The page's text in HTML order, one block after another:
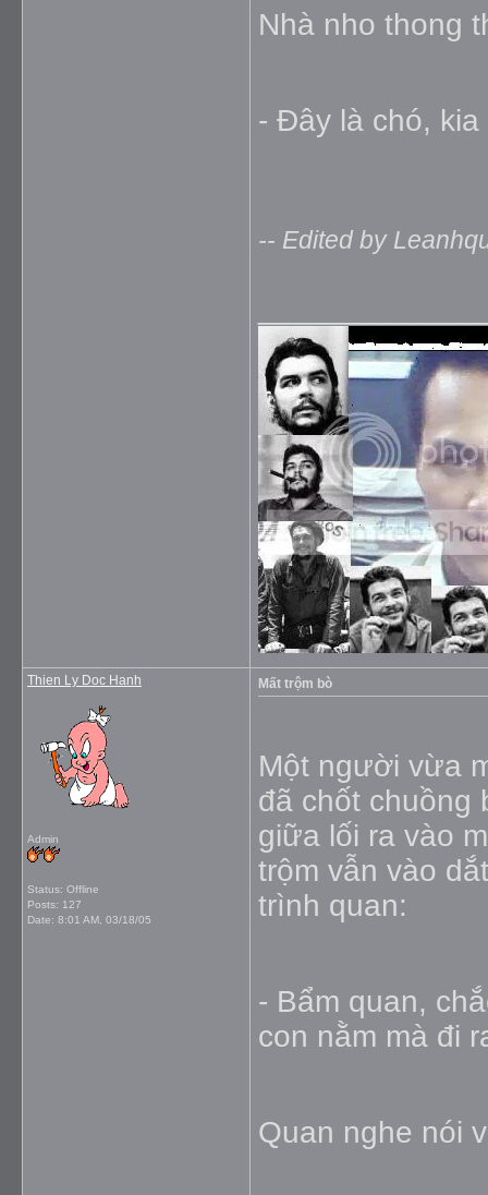
Nhà nho thong
- Ðây là chó,
-- Edited by
Thien Ly Doc Hanh
Admin
Status: Offline
Posts: 127
Date: 8:01 AM, 03/18/05
Mất trộm bò
Một người vừa
đã chốt chuồng
giữa lối ra vào
trộm vẫn vào
trình quan:
- Bẩm quan,
con nằm mà đi
Quan nghe nói